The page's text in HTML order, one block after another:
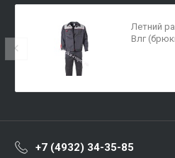
Летний
Влг
+7 (4932) 34-35-85